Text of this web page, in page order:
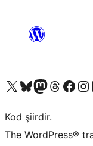
X (eski Twitter) hesabımıza bakın
Bluesky hesabımızı ziyaret edinMastodon hesabımızı ziyaret edinThreads hesabımızı ziyaret edinFacebook sayfamızı ziyaret edin
Instagram
Kod şiirdir.
The WordPress®